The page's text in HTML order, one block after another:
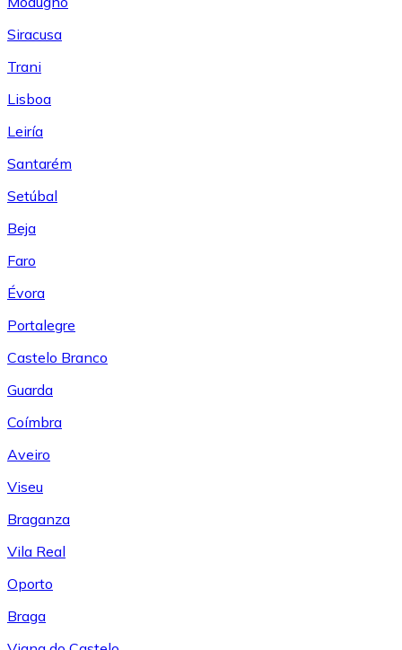
Siracusa
Trani
Lisboa
Leiría
Santarém
Setúbal
Beja
Faro
Évora
Portalegre
Castelo Branco
Guarda
Coímbra
Aveiro
Viseu
Braganza
Vila Real
Oporto
Braga